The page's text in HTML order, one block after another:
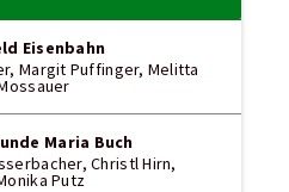
Eisenbahn
Margit Puffinger, Melitta
Maria Buch
Christl Hirn,
Putz